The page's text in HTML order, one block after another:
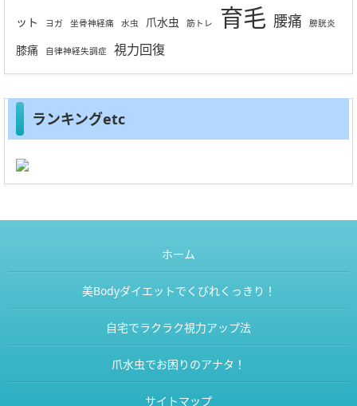
ット ヨガ 坐骨神経痛 水虫 爪水虫 筋トレ 育毛 腰痛 膀胱炎
膝痛 自律神経失調症 視力回復
ランキングetc
ホーム
美Bodyダイエットでくびれくっきり！
自宅でラクラク視力アップ法
爪水虫でお困りのアナタ！
サイトマップ